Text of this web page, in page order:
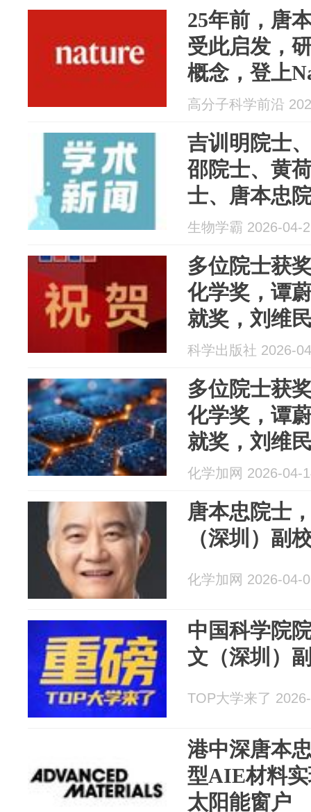
25年前，唐
受此启发，
概念，登上
高分子科学前沿
吉训明院士
邵院士、黄
士、唐本忠
多个团队发
生物学霸 2026-04-
多位院士获
化学奖，谭
就奖，刘维
科学出版社 2026-
多位院士获
化学奖，谭
就奖，刘维
化学加网 2026-04-
唐本忠院士
（深圳）副
化学加网 2026-04-
中国科学院
文（深圳）
TOP大学来了
港中深唐本
型AIE材料
太阳能窗户